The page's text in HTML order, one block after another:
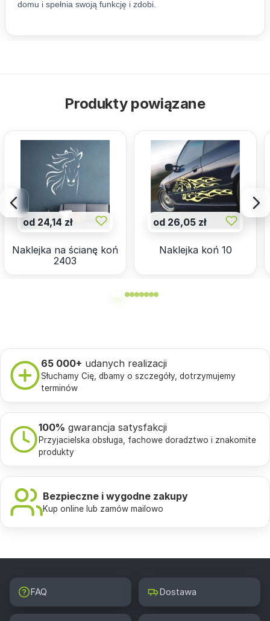
Produkty powiązane
od 24,14 zł
Naklejka na ścianę koń
2403
od 26,05 zł
Naklejka koń 10
65 000+ udanych realizacji
Słuchamy Cię, dbamy o szczegóły, dotrzymujemy
terminów
100% gwarancja satysfakcji
Przyjacielska obsługa, fachowe doradztwo i znakomite
produkty
Bezpieczne i wygodne zakupy
Kup online lub zamów mailowo
FAQ Dostawa